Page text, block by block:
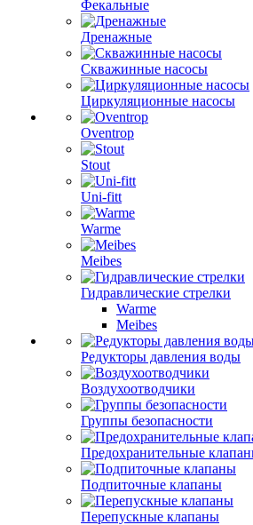
Фекальные
Дренажные
Скважинные насосы
Циркуляционные насосы
Oventrop
Stout
Uni-fitt
Warme
Meibes
Гидравлические стрелки
Warme
Meibes
Редукторы давления воды
Воздухоотводчики
Группы безопасности
Предохранительные
Подпиточные клапаны
Перепускные клапаны